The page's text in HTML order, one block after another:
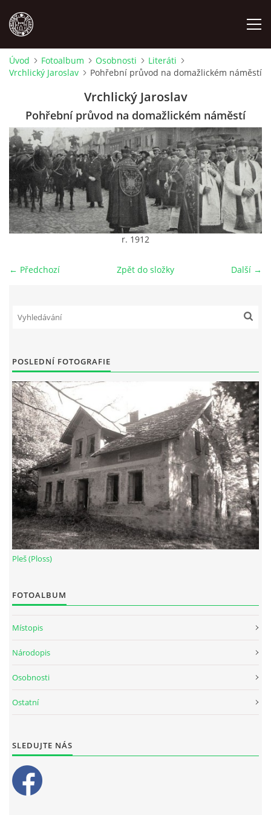
MÍSTOPIS
NÁRODOPIS
OSOBNOSTI
OSTATNÍ
ODKAZY
tel. 773 916 275
--------------------------------------------------------------
Tento projekt je realizován za finanční podpory
města Domažlice.
© 2026 eStránky.cz Aktualizováno: 17. 7. 2026 |Nahoru ↑
Úvod Fotoalbum Osobnosti
Literáti
Vrchlický Jaroslav
Pohřební průvod na domažlickém náměstí
Vrchlický Jaroslav
Pohřební průvod na domažlickém náměstí
r. 1912
← Předchozí Další →
Zpět do složky
POSLEDNÍ FOTOGRAFIE
Pleš (Ploss)
FOTOALBUM
Místopis
Národopis
Osobnosti
Ostatní
SLEDUJTE NÁS